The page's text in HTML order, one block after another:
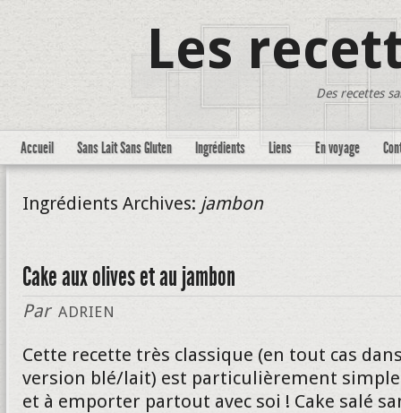
Les
Des recettes
Accueil Sans Lait Sans Gluten Ingrédients Liens En voyage
Ingrédients Archives: jambon
Cake aux olives et au jambon
Par ADRIEN
Cette recette très classique (en tout cas
version blé/lait) est particulièrement
et à emporter partout avec soi ! Cake salé